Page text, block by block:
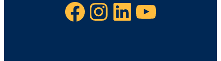
Facebook Instagram LinkedIn YouTube